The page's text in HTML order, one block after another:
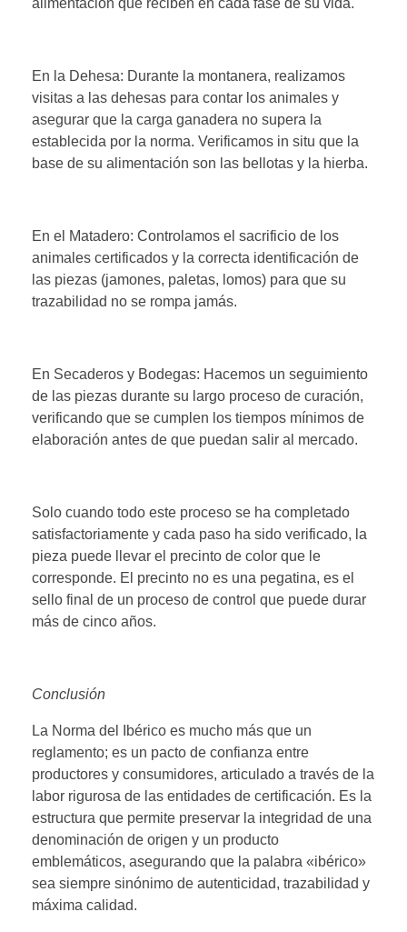
En la Dehesa: Durante la montanera, realizamos
visitas a las dehesas para contar los animales y
asegurar que la carga ganadera no supera la
establecida por la norma. Verificamos in situ que la
base de su alimentación son las bellotas y la hierba.
En el Matadero: Controlamos el sacrificio de los
animales certificados y la correcta identificación de
las piezas (jamones, paletas, lomos) para que su
trazabilidad no se rompa jamás.
En Secaderos y Bodegas: Hacemos un seguimiento
de las piezas durante su largo proceso de curación,
verificando que se cumplen los tiempos mínimos de
elaboración antes de que puedan salir al mercado.
Solo cuando todo este proceso se ha completado
satisfactoriamente y cada paso ha sido verificado, la
pieza puede llevar el precinto de color que le
corresponde. El precinto no es una pegatina, es el
sello final de un proceso de control que puede durar
más de cinco años.
Conclusión
La Norma del Ibérico es mucho más que un
reglamento; es un pacto de confianza entre
productores y consumidores, articulado a través de la
labor rigurosa de las entidades de certificación. Es la
estructura que permite preservar la integridad de una
denominación de origen y un producto
emblemáticos, asegurando que la palabra «ibérico»
sea siempre sinónimo de autenticidad, trazabilidad y
máxima calidad.